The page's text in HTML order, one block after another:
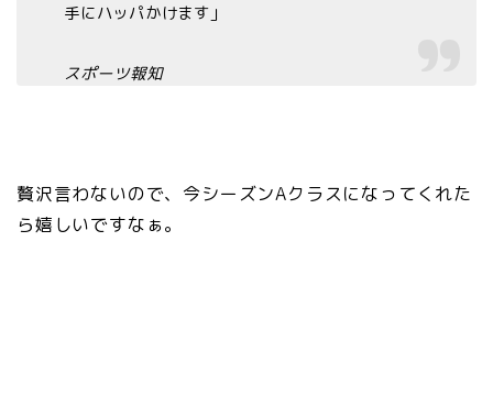
手にハッパかけます」
スポーツ報知
贅沢言わないので、今シーズンAクラスになってくれた
ら嬉しいですなぁ。